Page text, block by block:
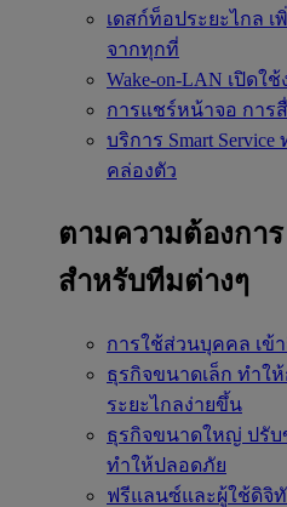
เดสก์ท็อประยะไกล เ
จากทุกที่
Wake-on-LAN เปิดใ
การแชร์หน้าจอ การ
บริการ Smart Service
คล่องตัว
ตามความต้องการ
สำหรับทีมต่างๆ
การใช้ส่วนบุคคล เข้
ธุรกิจขนาดเล็ก ทำใ
ระยะไกลง่ายขึ้น
ธุรกิจขนาดใหญ่ ปรับ
ทำให้ปลอดภัย
ฟรีแลนซ์และผู้ใช้ดิจิ